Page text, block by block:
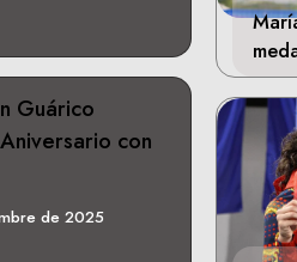
Guárico
con
de 2025